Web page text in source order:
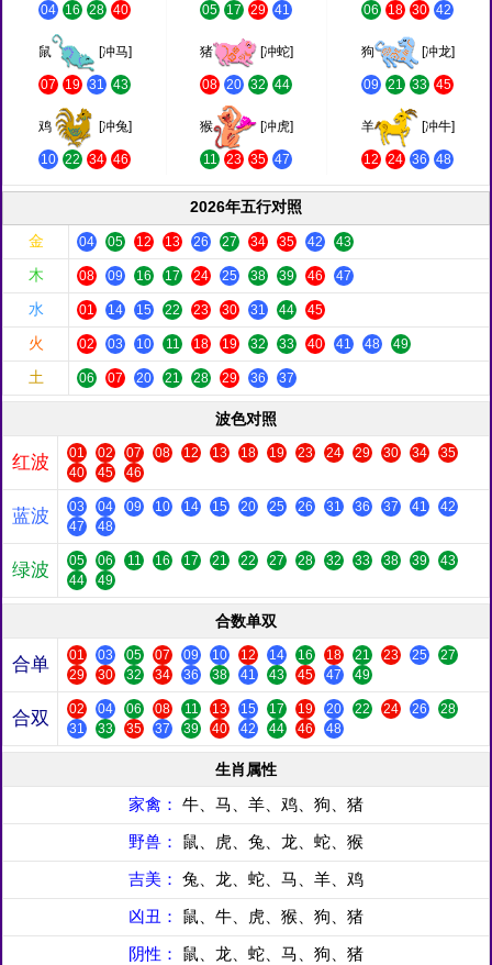
04 16 28 40 05 17 29 41 06 18 30 42
鼠 [冲马]
07 19 31 43
猪 [冲蛇]
08 20 32 44
狗 [冲龙]
09 21 33 45
鸡 [冲兔]
10 22 34 46
猴 [冲虎]
11 23 35 47
羊 [冲牛]
12 24 36 48
2026年五行对照
金
04 05 12 13 26 27 34 35 42 43
木 08 09 16 17 24 25 38 39 46 47
水 01 14 15 22 23 30 31 44 45
火 02 03 10 11 18 19 32 33 40 41 48 49
土 06 07 20 21 28 29 36 37
波色对照
红波 01 02 07 08 12 13 18 19 23 24 29 30 34
35
40
45 46
蓝波 03 04 09 10 14 15 20 25 26 31 36 37 41
42
47
48
绿波 05 06 11 16 17 21 22 27 28 32 33 38 39
43
44
49
合数单双
合单 01 03 05 07 09 10 12 14 16 18 21 23 25
27
29
30 32 34 36 38 41 43 45 47 49
合双 02 04 06 08 11 13 15 17 19 20 22 24 26
28
31
33 35 37 39 40 42 44 46 48
生肖属性
家禽： 牛、马、羊、鸡、狗、猪
野兽： 鼠、虎、兔、龙、蛇、猴
吉美： 兔、龙、蛇、马、羊、鸡
凶丑： 鼠、牛、虎、猴、狗、猪
阴性： 鼠、龙、蛇、马、狗、猪